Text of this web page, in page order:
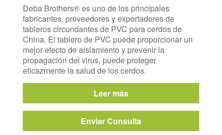
Deba Brothers® es uno de los principales
fabricantes, proveedores y exportadores de
tableros circundantes de PVC para cerdos de
China. El tablero de PVC puede proporcionar un
mejor efecto de aislamiento y prevenir la
propagación del virus, puede proteger
eficazmente la salud de los cerdos.
Leer más
Enviar Consulta